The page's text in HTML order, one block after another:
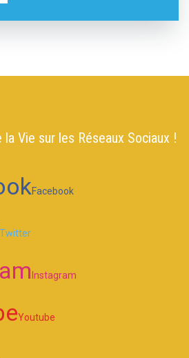
Vie sur les Réseaux Sociaux !
Facebook
Twitter
Instagram
Youtube